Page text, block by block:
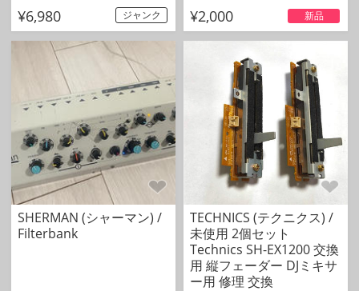
¥6,980 ジャンク ¥2,000 新品
SHERMAN (シャーマン) /
Filterbank
TECHNICS (テクニクス) /
未使用 2個セット
Technics SH-EX1200 交換
用 縦フェーダー DJミキサ
ー用 修理 交換